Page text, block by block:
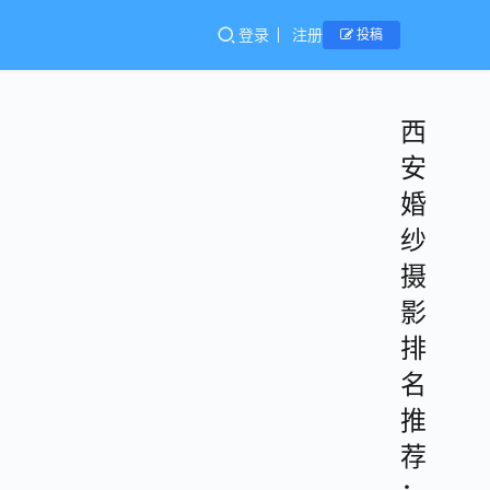
登录 注册 投稿
西
安
婚
纱
摄
影
排
名
推
荐